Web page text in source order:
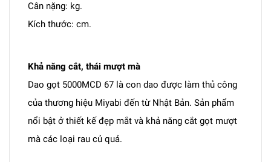
Cân nặng: kg.
Kích thước: cm.
Khả năng cắt, thái mượt mà
Dao gọt 5000MCD 67 là con dao được làm thủ công
của thương hiệu Miyabi đến từ Nhật Bản. Sản phẩm
nổi bật ở thiết kế đẹp mắt và khả năng cắt gọt mượt
mà các loại rau củ quả.